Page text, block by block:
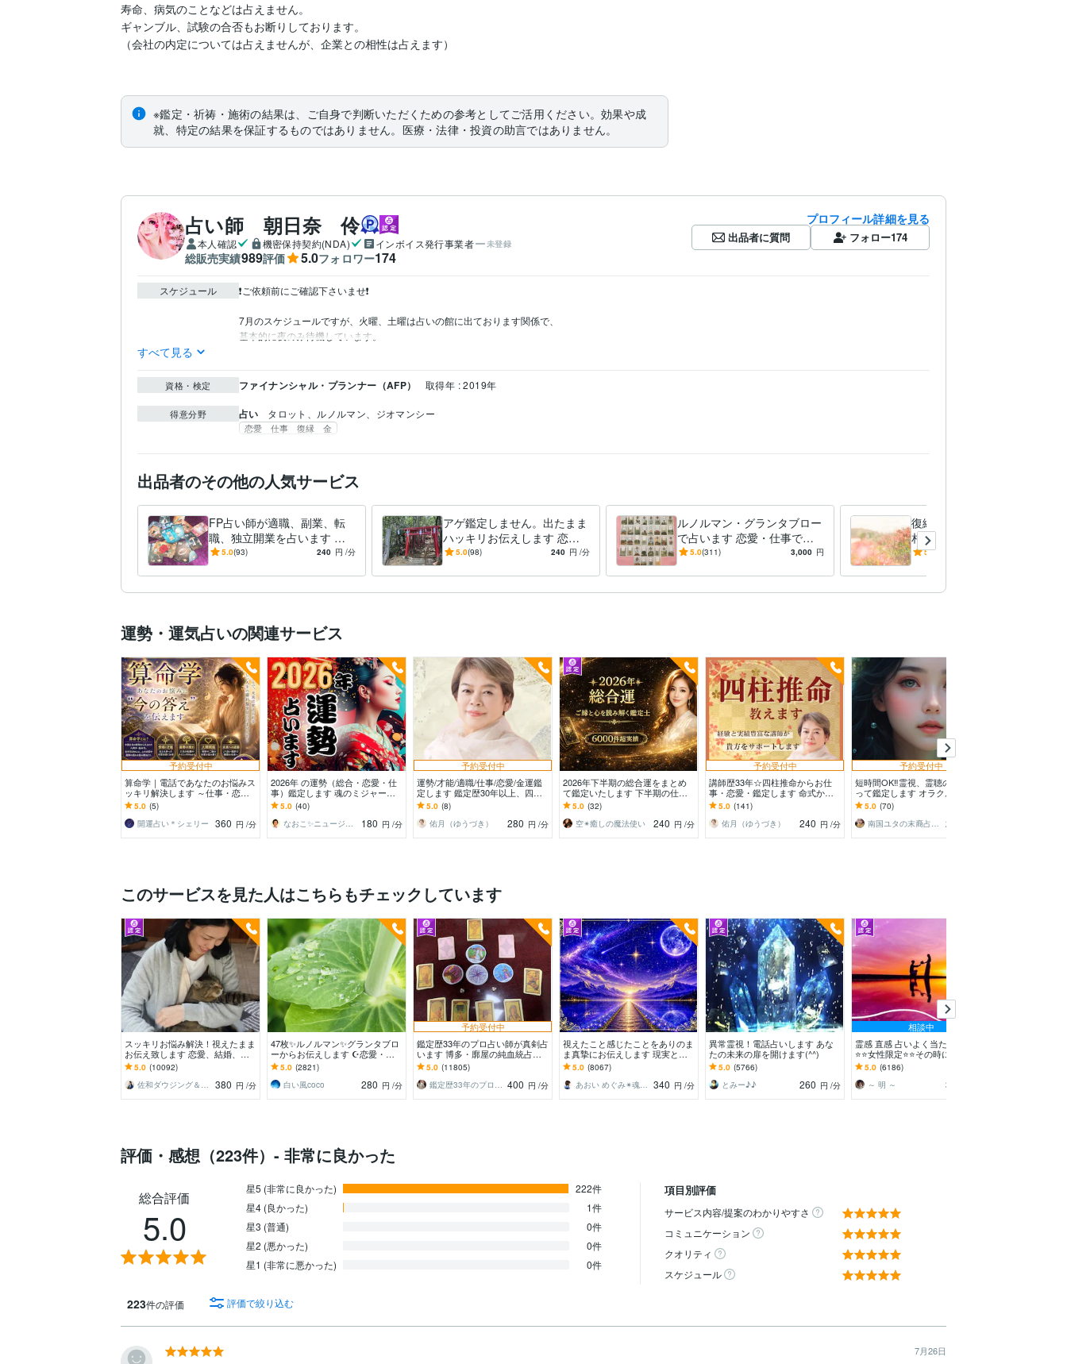
寿命、病気のことなどは占えません。
ギャンブル、試験の合否もお断りしております。
（会社の内定については占えませんが、企業との相性は占えます）
※鑑定・祈祷・施術の結果は、ご自身で判断いただくための参考としてご活用ください。効果や成
就、特定の結果を保証するものではありません。医療・法律・投資の助言ではありません。
占い師 朝日奈 伶
本人確認 機密保持契約(NDA) インボイス発行事業者 未登録
総販売実績989評価 5.0フォロワー174
プロフィール詳細を見る
出品者に質問 フォロー174
スケジュール ❗️ご依頼前にご確認下さいませ❗️
7月のスケジュールですが、火曜、土曜は占いの館に出ております関係で、
基本的に夜のみ待機しています。
すべて見る
資格・検定 ファイナンシャル・プランナー（AFP） 取得年 : 2019年
得意分野 占い タロット、ルノルマン、ジオマンシー
恋愛 仕事 復縁 金
出品者のその他の人気サービス
FP占い師が適職、副業、転
職、独立開業を占います 対
面鑑定もしている占い師で
5.0(93) 240 円 /分
アゲ鑑定しません。出たまま
ハッキリお伝えします 恋愛
占い辛口版です。良い結果も
5.0(98) 240 円 /分
ルノルマン・グランタブロー
で占います 恋愛・仕事でお
悩みの方。相手の気持ち、運
5.0(311) 3,000 円
復縁専科 復縁の可能性やお
相手の状況を鑑定します 復
縁ご希望の方の専用メニュー
5.0
運勢・運気占いの関連サービス
予約受付中
算命学｜電話であなたのお悩みス
ッキリ解決します ～仕事・恋
愛・結婚・人間関係～起こすべき
行動をお伝えします。
5.0 (5)
開運占い＊シェリー
360 円 /分
2026年 の運勢（総合・恋愛・仕
事）鑑定します 魂のミジャー
ル・開運リーディング
5.0 (40)
なおこ✨ニュージーランドNo1鑑定士✨
180 円 /分
予約受付中
運勢/才能/適職/仕事/恋愛/金運鑑
定します 鑑定歴30年以上、四柱
推命•宿曜•数秘術•九星気学で鑑
定！
5.0 (8)
佑月（ゆうづき）
280 円 /分
2026年下半期の総合運をまとめ
て鑑定いたします 下半期の仕事
運、恋愛運、金運、健康運などを
視る福袋鑑定
5.0 (32)
空✴︎癒しの魔法使い
240 円 /分
予約受付中
講師歴33年☆四柱推命からお仕
事・恋愛・鑑定します 命式から
性格・相性・仕事・運勢・四柱推
命でひも解いていきます
5.0 (141)
佑月（ゆうづき）
240 円 /分
予約受付中
短時間OK‼︎霊視、霊聴の能力を使
って鑑定します オラクルカード
と霊視でお悩みを解決へと導きま
す
5.0 (70)
南国ユタの末裔占い師✴︎リン
200
このサービスを見た人はこちらもチェックしています
スッキリお悩み解決！視えたまま
お伝え致します 恋愛、結婚、人
間関係、仕事、人生、ペットの気
持ち等◎祈願付き
5.0 (10092)
佐和ダウジング＆スピリットメンター
380 円 /分
47枚✨ルノルマン✨グランタブロ
ーからお伝えします ☪️恋愛・仕
事・人間関係✨ルノルマン1度試
してみませんか✡️
5.0 (2821)
白い風coco
280 円 /分
予約受付中
鑑定歴33年のプロ占い師が真剣占
います 博多・廓屋の純血統占い
祈願師 雷鳥
5.0 (11805)
鑑定歴33年のプロ占い師 雷鳥 400 円 /分
視えたこと感じたことをありのま
ま真摯にお伝えします 現実とス
ピリチュアルを繋ぐ鑑定であなた
の心に寄り添います
5.0 (8067)
あおい めぐみ✴︎魂の声伝達屋さん 340 円 /分
異常霊視！電話占いします あな
たの未来の扉を開けます(^^)
5.0 (5766)
とみー♪♪
260 円 /分
相談中
霊感 直感 占いよく当たります
⭐️⭐️女性限定⭐️⭐️その時に必要な占
術で鑑定致します
5.0 (6186)
～ 明 ～
320
評価・感想（223件）- 非常に良かった
総合評価
5.0
星5 (非常に良かった)
222件
星4 (良かった)
1件
星3 (普通)
0件
星2 (悪かった)
0件
星1 (非常に悪かった)
0件
項目別評価
サービス内容/提案のわかりやすさ
コミュニケーション
クオリティ
スケジュール
223件の評価 評価で絞り込む
7月26日